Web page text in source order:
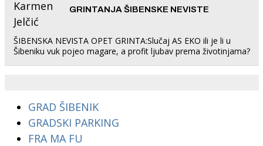
GRINTANJA ŠIBENSKE NEVISTE
ŠIBENSKA NEVISTA OPET GRINTA:Slučaj AS EKO ili je li u
Šibeniku vuk pojeo magare, a profit ljubav prema životinjama?
GRAD ŠIBENIK
GRADSKI PARKING
FRA MA FU